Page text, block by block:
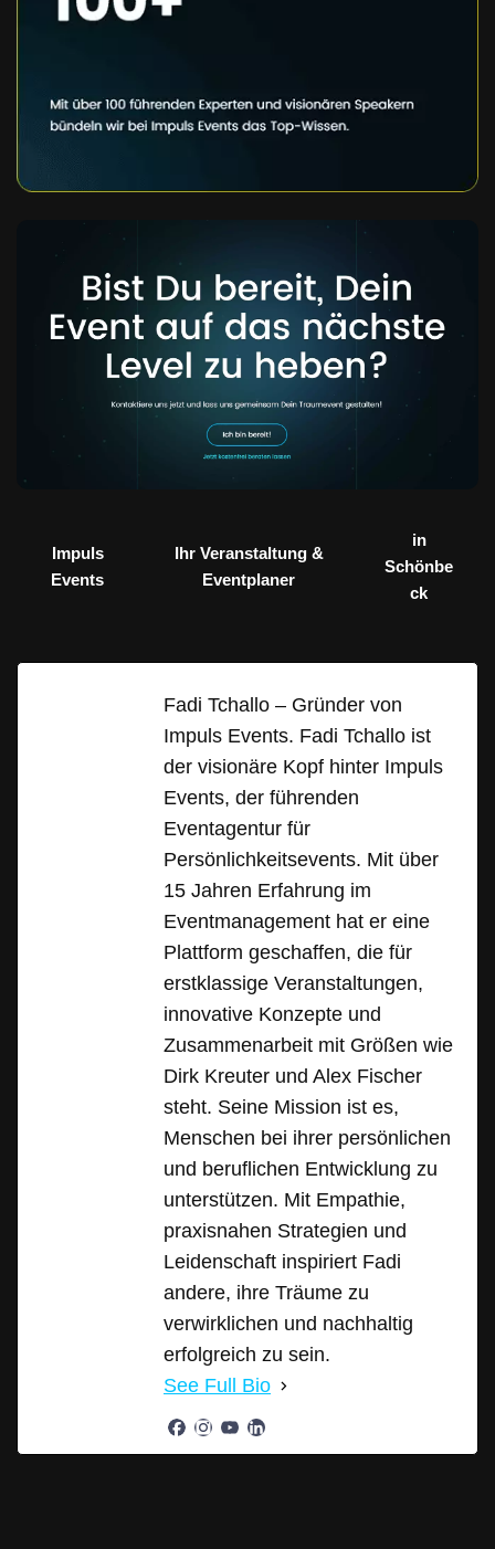
Impuls
Events
Ihr Veranstaltung &
Eventplaner
in
Schönbe
ck
Fadi Tchallo – Gründer von
Impuls Events. Fadi Tchallo ist
der visionäre Kopf hinter Impuls
Events, der führenden
Eventagentur für
Persönlichkeitsevents. Mit über
15 Jahren Erfahrung im
Eventmanagement hat er eine
Plattform geschaffen, die für
erstklassige Veranstaltungen,
innovative Konzepte und
Zusammenarbeit mit Größen wie
Dirk Kreuter und Alex Fischer
steht. Seine Mission ist es,
Menschen bei ihrer persönlichen
und beruflichen Entwicklung zu
unterstützen. Mit Empathie,
praxisnahen Strategien und
Leidenschaft inspiriert Fadi
andere, ihre Träume zu
verwirklichen und nachhaltig
erfolgreich zu sein.
See Full Bio